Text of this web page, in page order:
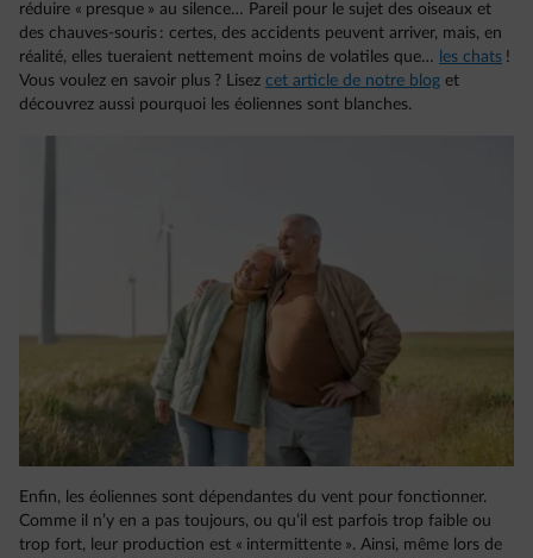
réduire « presque » au silence… Pareil pour le sujet des oiseaux et
des chauves-souris : certes, des accidents peuvent arriver, mais, en
réalité, elles tueraient nettement moins de volatiles que… les chats !
Vous voulez en savoir plus ? Lisez cet article de notre blog et
découvrez aussi pourquoi les éoliennes sont blanches.
Enfin, les éoliennes sont dépendantes du vent pour fonctionner.
Comme il n’y en a pas toujours, ou qu’il est parfois trop faible ou
trop fort, leur production est « intermittente ». Ainsi, même lors de